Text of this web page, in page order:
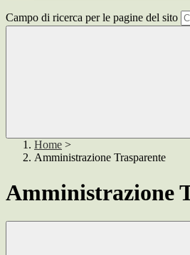
Campo di ricerca per le pagine del sito
Home >
Amministrazione Trasparente
Amministrazione